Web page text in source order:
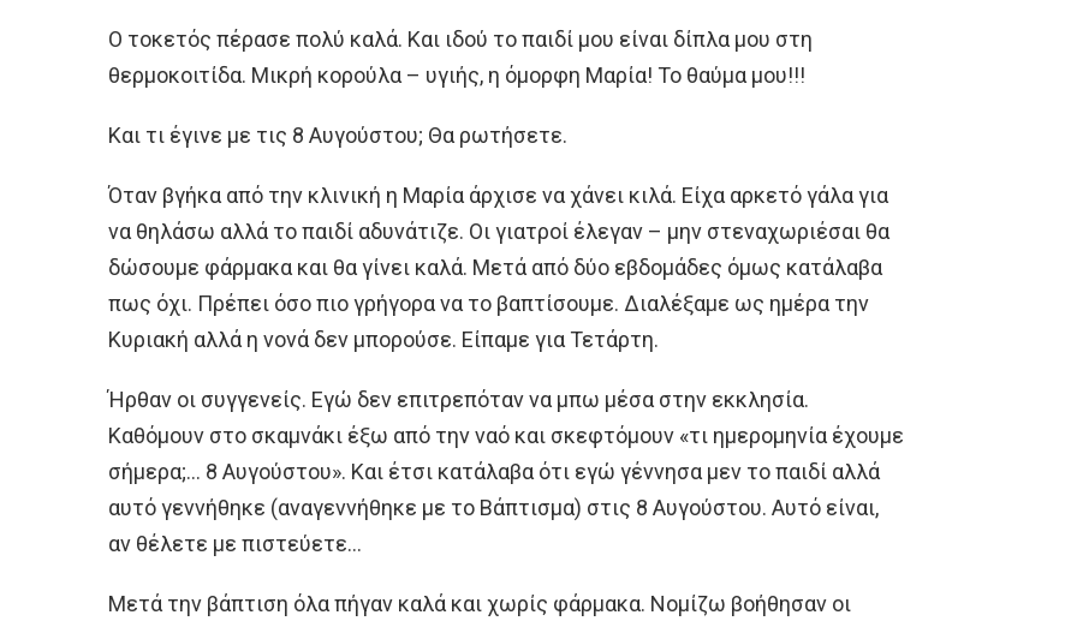
Ο τοκετός πέρασε πολύ καλά. Και ιδού το παιδί μου είναι δίπλα μου στη
θερμοκοιτίδα. Μικρή κορούλα – υγιής, η όμορφη Μαρία! Το θαύμα μου!!!
Και τι έγινε με τις 8 Αυγούστου; Θα ρωτήσετε.
Όταν βγήκα από την κλινική η Μαρία άρχισε να χάνει κιλά. Είχα αρκετό γάλα για
να θηλάσω αλλά το παιδί αδυνάτιζε. Οι γιατροί έλεγαν – μην στεναχωριέσαι θα
δώσουμε φάρμακα και θα γίνει καλά. Μετά από δύο εβδομάδες όμως κατάλαβα
πως όχι. Πρέπει όσο πιο γρήγορα να το βαπτίσουμε. Διαλέξαμε ως ημέρα την
Κυριακή αλλά η νονά δεν μπορούσε. Είπαμε για Τετάρτη.
Ήρθαν οι συγγενείς. Εγώ δεν επιτρεπόταν να μπω μέσα στην εκκλησία.
Καθόμουν στο σκαμνάκι έξω από την ναό και σκεφτόμουν «τι ημερομηνία έχουμε
σήμερα;… 8 Αυγούστου». Και έτσι κατάλαβα ότι εγώ γέννησα μεν το παιδί αλλά
αυτό γεννήθηκε (αναγεννήθηκε με το Βάπτισμα) στις 8 Αυγούστου. Αυτό είναι,
αν θέλετε με πιστεύετε…
Μετά την βάπτιση όλα πήγαν καλά και χωρίς φάρμακα. Νομίζω βοήθησαν οι